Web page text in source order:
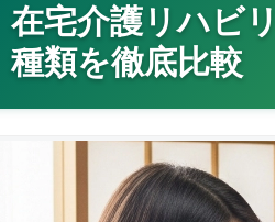
在宅介護リハビ
種類を徹底比較